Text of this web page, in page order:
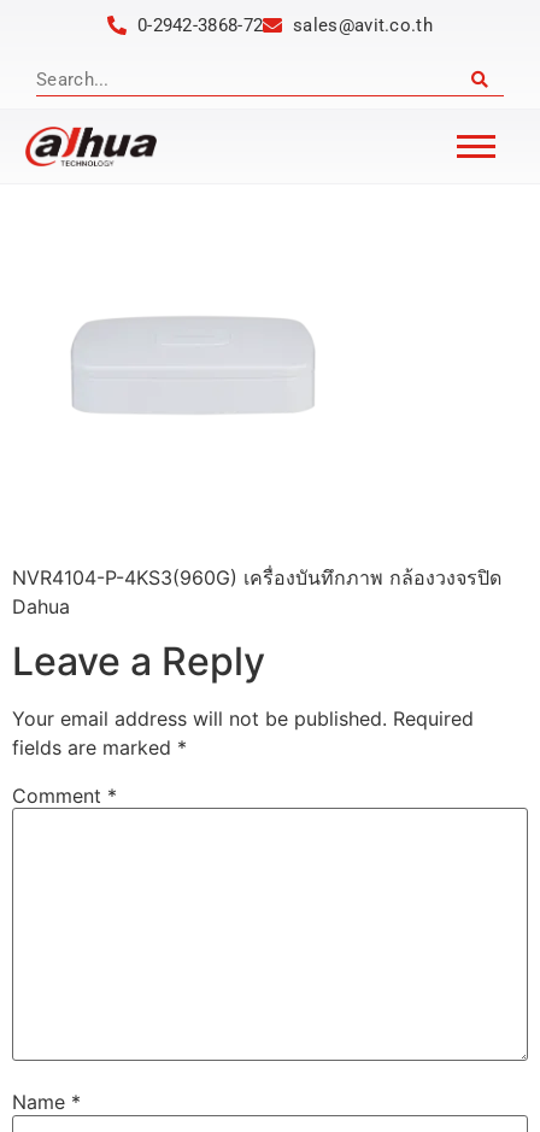
0-2942-3868-72 sales@avit.co.th
NVR4104-P-4KS3(960G) เครื่องบันทึกภาพ กล้องวงจรปิด
Dahua
Leave a Reply
Your email address will not be published. Required
fields are marked *
Comment *
Name *